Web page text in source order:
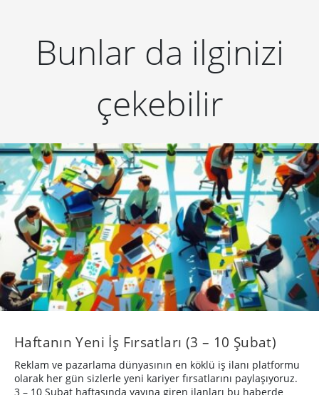
Bunlar da ilginizi
çekebilir
Haftanın Yeni İş Fırsatları (3 – 10 Şubat)
Reklam ve pazarlama dünyasının en köklü iş ilanı platformu
olarak her gün sizlerle yeni kariyer fırsatlarını paylaşıyoruz.
3 – 10 Şubat haftasında yayına giren ilanları bu haberde